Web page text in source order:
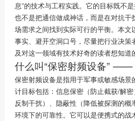
息”的技术与工程实践。它的目标既不是
也不是把通信做成神话，而是在对抗干
场需求之间找到实际可行的平衡。本文
事实、避开空洞口号，尽量把行业决策
及对这一领域有技术好奇的读者想知道
什么叫“保密射频设备” ——
保密射频设备是指用于军事或敏感场景
计目标包括：信息保密（防止截获/解
反制干扰）、隐蔽性（降低被探测的概
环境下的可靠性。它可以是便携式的战